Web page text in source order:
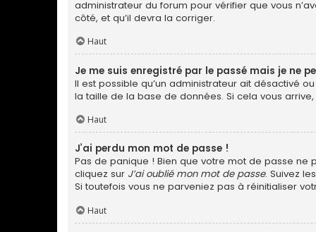
administrateur du forum pour vérifier que vous
côté, et qu’il devra la corriger.
Haut
Je me suis enregistré par le passé mais je ne
Il est possible qu’un administrateur ait désactivé
la taille de la base de données. Si cela vous
Haut
J’ai perdu mon mot de passe !
Pas de panique ! Bien que votre mot de passe ne
cliquez sur J’ai oublié mon mot de passe. Suivez
Si toutefois vous ne parveniez pas à réinitialiser
Haut